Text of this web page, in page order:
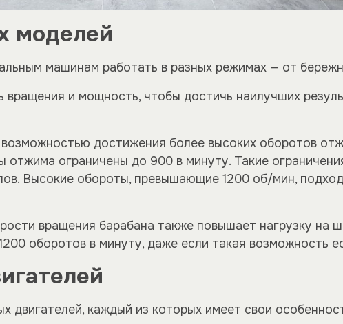
моделей
машинам работать в разных режимах — от
и мощность, чтобы достичь наилучших
достижения более высоких оборотов
ограничены до 900 в минуту. Такие
Высокие обороты, превышающие 1200 об/мин,
вращения барабана также повышает нагрузку на
оборотов в минуту, даже если такая возможность
двигателей, каждый из которых имеет свои